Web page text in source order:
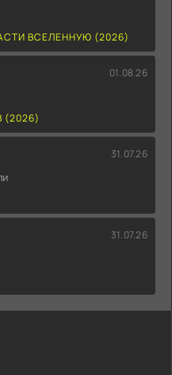
ВСЕЛЕННУЮ (2026)
01.08.26
31.07.26
31.07.26